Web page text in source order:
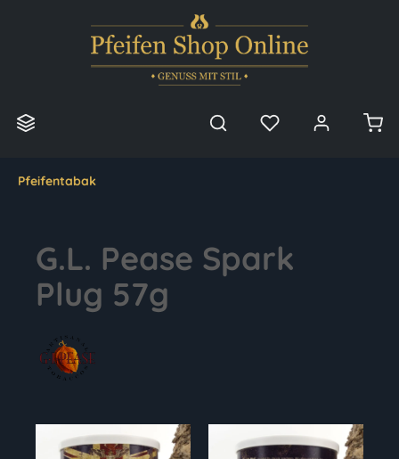
Pfeifentabak
G.L. Pease Spark
Plug 57g